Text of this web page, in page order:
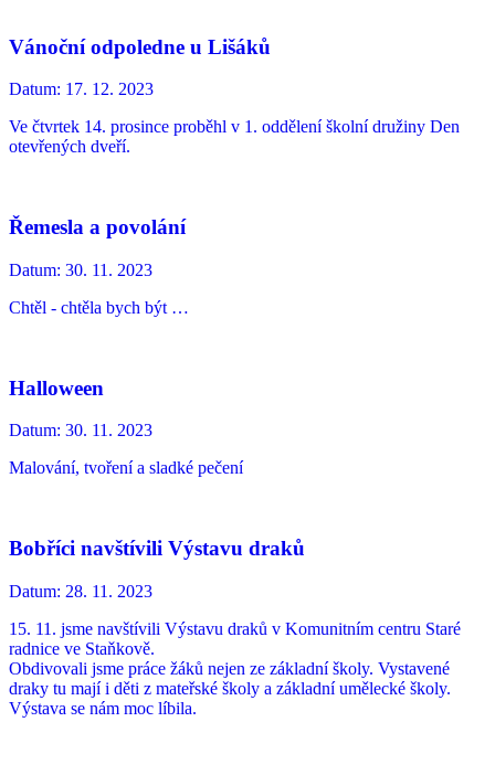
Vánoční odpoledne u Lišáků
Datum: 17. 12. 2023
Ve čtvrtek 14. prosince proběhl v 1. oddělení školní družiny Den
otevřených dveří.
Řemesla a povolání
Datum: 30. 11. 2023
Chtěl - chtěla bych být …
Halloween
Datum: 30. 11. 2023
Malování, tvoření a sladké pečení
Bobříci navštívili Výstavu draků
Datum: 28. 11. 2023
15. 11. jsme navštívili Výstavu draků v Komunitním centru Staré
radnice ve Staňkově.
Obdivovali jsme práce žáků nejen ze základní školy. Vystavené
draky tu mají i děti z mateřské školy a základní umělecké školy.
Výstava se nám moc líbila.